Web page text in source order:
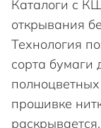
Каталоги с
открывания
Технология
сорта бумаги
прошивке